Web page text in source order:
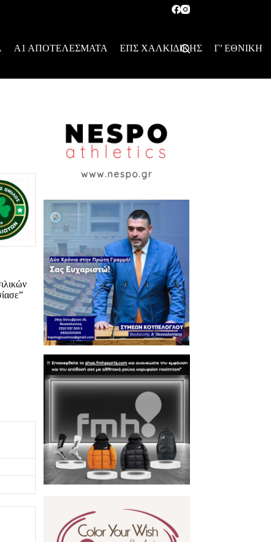
Α1 ΑΠΟΤΕΛΕΣΜΑΤΑ ΕΠΣ ΧΑΛΚΙΔΙΚΗΣ Γ’ ΕΘΝΙΚΗ